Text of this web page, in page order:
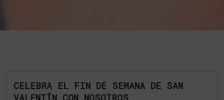
CELEBRA EL FIN DE SEMANA DE SAN
VALENTÍN CON NOSOTROS